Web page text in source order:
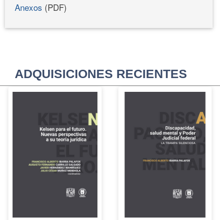
Anexos (PDF)
ADQUISICIONES RECIENTES